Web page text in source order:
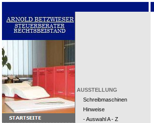
AUSSTELLUNG
Schreibmaschinen
Hinweise
- Auswahl A - Z